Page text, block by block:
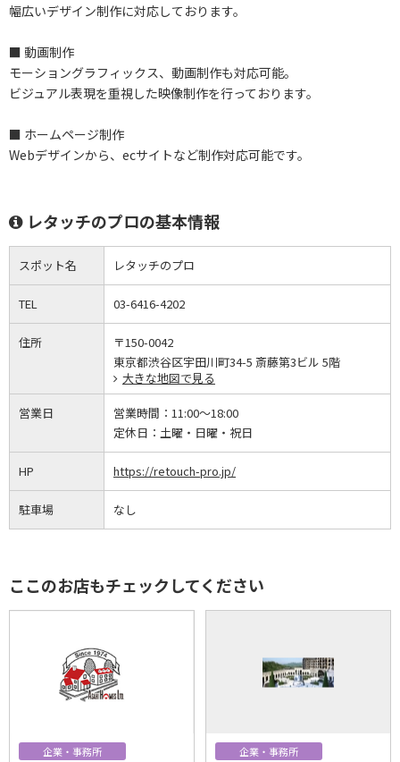
幅広いデザイン制作に対応しております。
■ 動画制作
モーショングラフィックス、動画制作も対応可能。
ビジュアル表現を重視した映像制作を行っております。
■ ホームページ制作
Webデザインから、ecサイトなど制作対応可能です。
レタッチのプロの基本情報
スポット名 レタッチのプロ
TEL 03-6416-4202
住所
〒150-0042
東京都渋谷区宇田川町34-5 斎藤第3ビル 5階
大きな地図で見る
営業日 営業時間： 11:00～18:00
定休日： 土曜・日曜・祝日
HP https://retouch-pro.jp/
駐車場 なし
ここのお店もチェックしてください
企業・事務所 企業・事務所